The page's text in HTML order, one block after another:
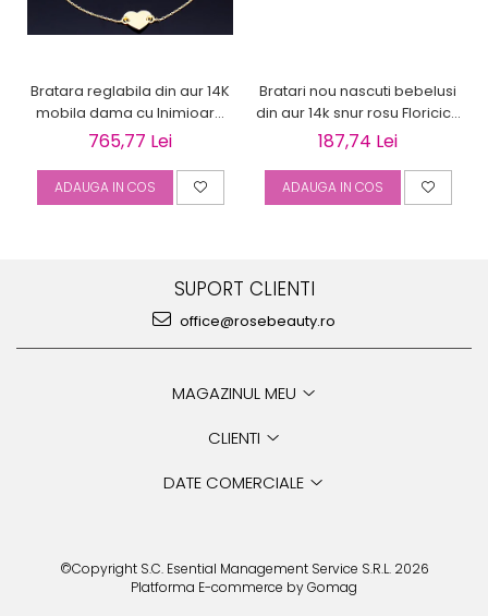
Bratara reglabila din aur 14K
mobila dama cu Inimioara
gravabila
765,77 Lei
ADAUGA IN COS
Bratari nou nascuti bebelusi
din aur 14k snur rosu Floricica
cu piatra
187,74 Lei
ADAUGA IN COS
SUPORT CLIENTI
office@rosebeauty.ro
MAGAZINUL MEU
CLIENTI
DATE COMERCIALE
©Copyright S.C. Esential Management Service S.R.L. 2026
Platforma E-commerce by Gomag